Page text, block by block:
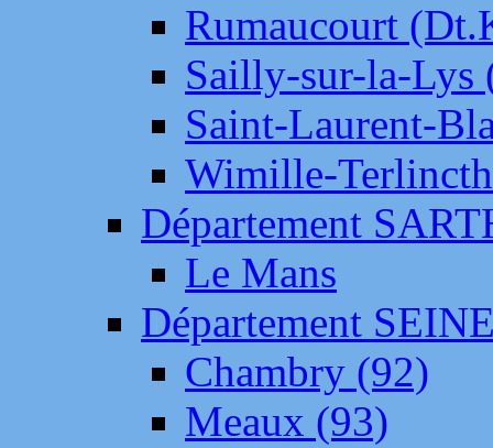
Rumaucourt
Sailly-sur-la-Lys
Saint-Laurent-
Wimille-
Département
Le Mans
Département
Chambry (92)
Meaux (93)